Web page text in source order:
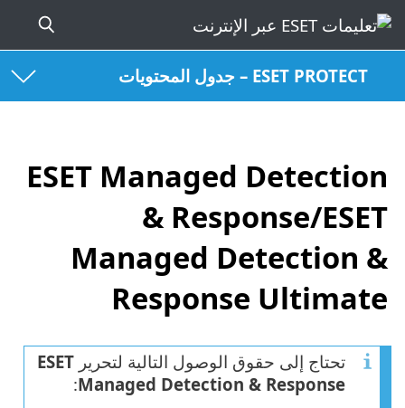
ESET PROTECT – جدول المحتويات
ESET Managed Detection
& Response/ESET
Managed Detection &
Response Ultimate
تحتاج إلى حقوق الوصول التالية لتحرير ESET
Managed Detection & Response
: